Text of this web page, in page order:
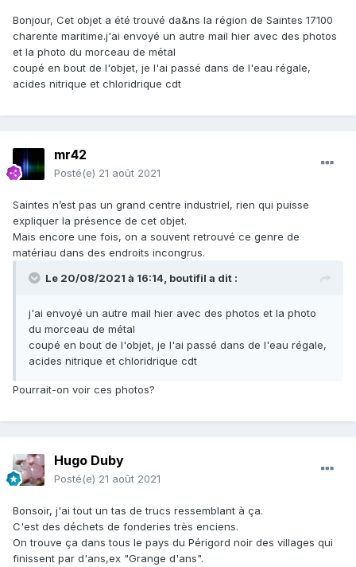
tester la résistance électrique ?
Des forêts où les scories se ramassent à la pelle, j’en
connais quelques unes. Pourrait-on savoir plus précisément
d’où ça vient ?
Bonjour, Cet objet a été trouvé da&ns la région de Saintes 17100
charente maritime.j'ai envoyé un autre mail hier avec des photos
et la photo du morceau de métal
coupé en bout de l'objet, je l'ai passé dans de l'eau régale,
acides nitrique et chloridrique cdt
mr42
Posté(e) 21 août 2021
Saintes n’est pas un grand centre industriel, rien qui puisse
expliquer la présence de cet objet.
Mais encore une fois, on a souvent retrouvé ce genre de
matériau dans des endroits incongrus.
Le 20/08/2021 à 16:14, boutifil a dit :
j'ai envoyé un autre mail hier avec des photos et la photo
du morceau de métal
coupé en bout de l'objet, je l'ai passé dans de l'eau régale,
acides nitrique et chloridrique cdt
Pourrait-on voir ces photos?
Hugo Duby
Posté(e) 21 août 2021
Bonsoir, j'ai tout un tas de trucs ressemblant à ça.
C'est des déchets de fonderies très enciens.
On trouve ça dans tous le pays du Périgord noir des villages qui
finissent par d'ans,ex "Grange d'ans".